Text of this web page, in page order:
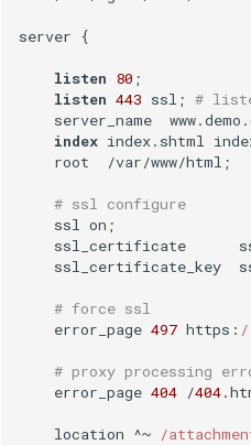
server {
listen 80 ;
listen 443 ssl; #
server_name
index index.shtml
    root  /var/www/html;
# ssl configure
    ssl on;
ssl_certificate
ssl_certificate_key
# force ssl
    error_page
497 https:
# proxy processing
    error_page
404 /404
    location ^~
/